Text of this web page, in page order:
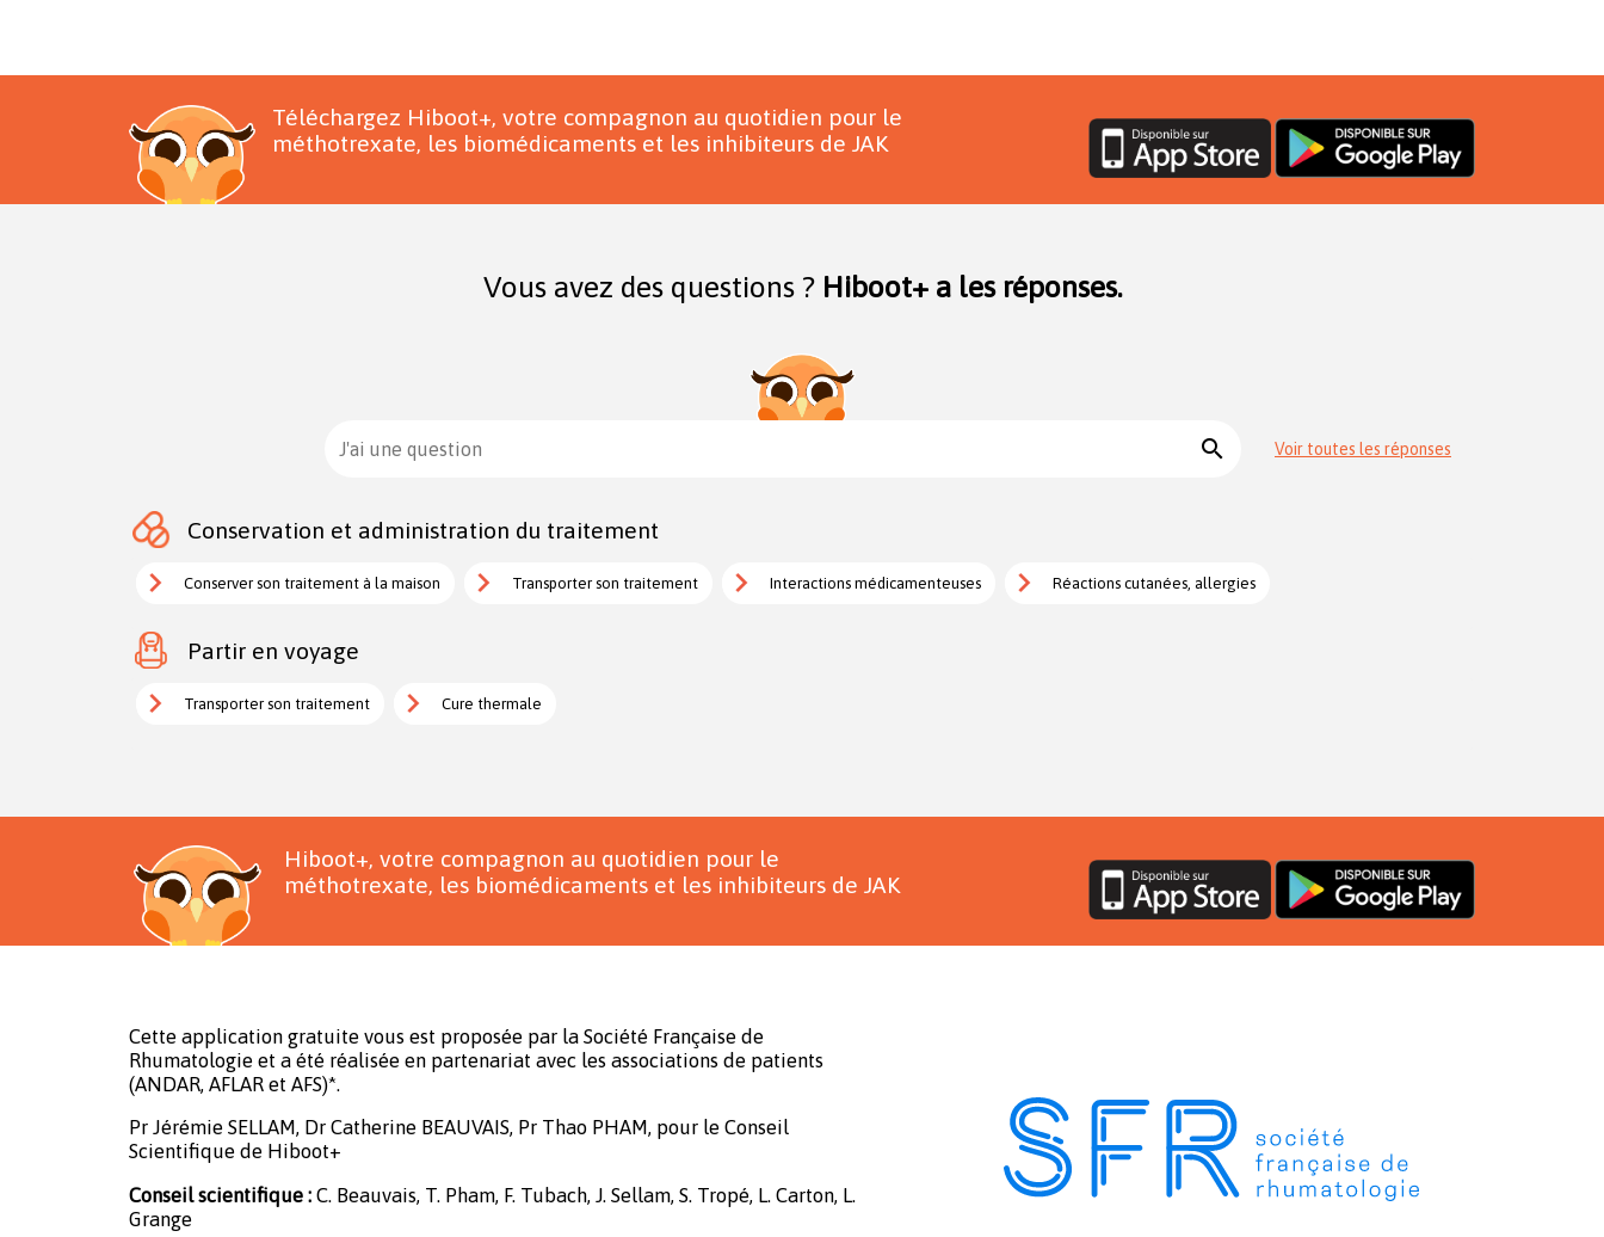
Téléchargez Hiboot+, votre compagnon au quotidien pour le
méthotrexate, les biomédicaments et les inhibiteurs de JAK
Vous avez des questions ? Hiboot+ a les réponses.
J'ai une question search Voir toutes les réponses
Conservation et administration du traitement
Conserver son traitement à la maison Transporter son traitement Interactions médicamenteuses Réactions cutanées, allergies
Partir en voyage
Transporter son traitement Cure thermale
Hiboot+, votre compagnon au quotidien pour le
méthotrexate, les biomédicaments et les inhibiteurs de JAK
Cette application gratuite vous est proposée par la Société Française de
Rhumatologie et a été réalisée en partenariat avec les associations de patients
(ANDAR, AFLAR et AFS)*.
Pr Jérémie SELLAM, Dr Catherine BEAUVAIS, Pr Thao PHAM, pour le Conseil
Scientifique de Hiboot+
Conseil scientifique : C. Beauvais, T. Pham, F. Tubach, J. Sellam, S. Tropé, L. Carton, L.
Grange